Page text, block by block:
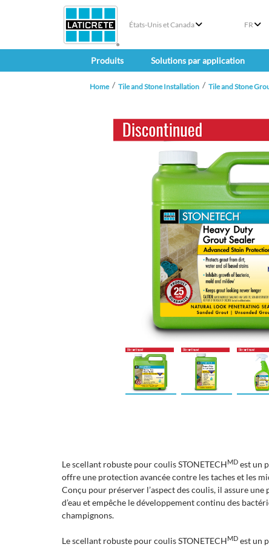
États-Unis et Canada FR
Produits Solutions par application
Home Tile and Stone Installation Tile and Stone
Le scellant robuste pour coulis STONETECHMD est un
offre une protection avancée contre les taches et les
Conçu pour préserver l’aspect des coulis, il assure
d’eau et empêche le développement continu des
champignons.
Le scellant robuste pour coulis STONETECHMD est un